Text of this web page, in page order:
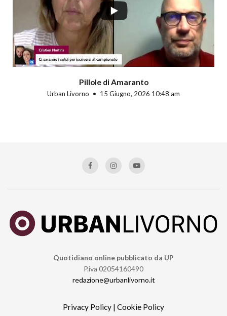
Pillole di Amaranto
Urban Livorno 15 Giugno, 2026 10:48 am
Quotidiano online pubblicato da UP
P.iva 02054160490
redazione@urbanlivorno.it
Privacy Policy | Cookie Policy